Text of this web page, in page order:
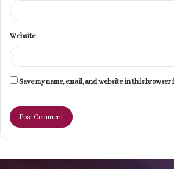
Website
Save my name, email, and website in this